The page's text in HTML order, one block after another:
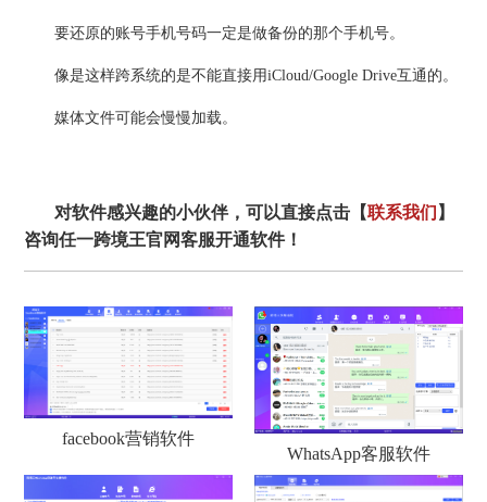
要还原的账号手机号码一定是做备份的那个手机号。
像是这样跨系统的是不能直接用iCloud/Google Drive互通的。
媒体文件可能会慢慢加载。
对软件感兴趣的小伙伴，可以直接点击【联系我们 】
咨询任一跨境王官网客服开通软件！
facebook营销软件
WhatsApp客服软件